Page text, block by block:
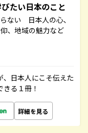
たい日本のこと
ない 日本人の心、
、地域の魅力など
、日本人にこそ伝えた
る１冊！
詳細を見る